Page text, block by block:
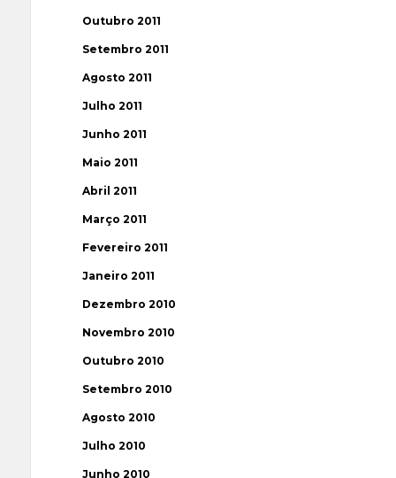
Outubro 2011
Setembro 2011
Agosto 2011
Julho 2011
Junho 2011
Maio 2011
Abril 2011
Março 2011
Fevereiro 2011
Janeiro 2011
Dezembro 2010
Novembro 2010
Outubro 2010
Setembro 2010
Agosto 2010
Julho 2010
Junho 2010